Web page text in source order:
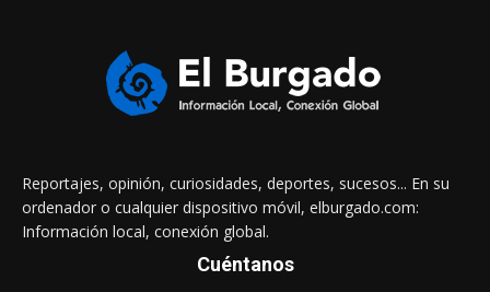
Reportajes, opinión, curiosidades, deportes, sucesos... En su
ordenador o cualquier dispositivo móvil, elburgado.com:
Información local, conexión global.
Cuéntanos